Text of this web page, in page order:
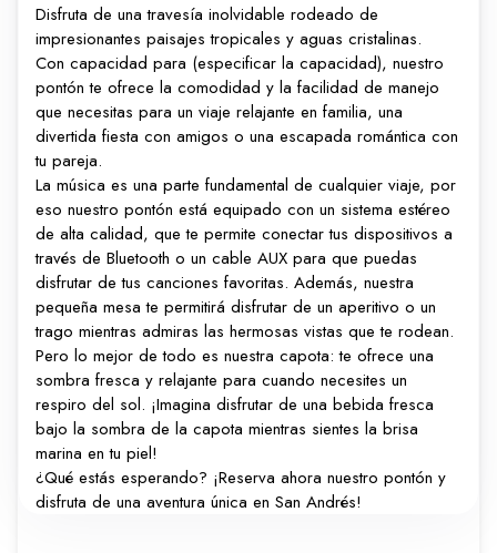
Disfruta de una travesía inolvidable rodeado de
impresionantes paisajes tropicales y aguas cristalinas.
Con capacidad para (especificar la capacidad), nuestro
pontón te ofrece la comodidad y la facilidad de manejo
que necesitas para un viaje relajante en familia, una
divertida fiesta con amigos o una escapada romántica con
tu pareja.
La música es una parte fundamental de cualquier viaje, por
eso nuestro pontón está equipado con un sistema estéreo
de alta calidad, que te permite conectar tus dispositivos a
través de Bluetooth o un cable AUX para que puedas
disfrutar de tus canciones favoritas. Además, nuestra
pequeña mesa te permitirá disfrutar de un aperitivo o un
trago mientras admiras las hermosas vistas que te rodean.
Pero lo mejor de todo es nuestra capota: te ofrece una
sombra fresca y relajante para cuando necesites un
respiro del sol. ¡Imagina disfrutar de una bebida fresca
bajo la sombra de la capota mientras sientes la brisa
marina en tu piel!
¿Qué estás esperando? ¡Reserva ahora nuestro pontón y
disfruta de una aventura única en San Andrés!